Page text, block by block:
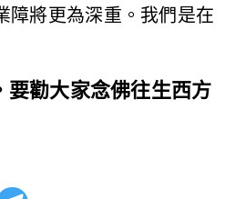
障將更為深重。我們是在
勸大家念佛往生西方